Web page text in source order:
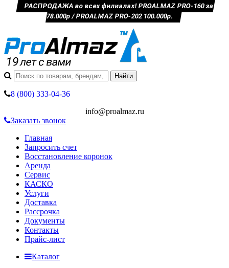
РАСПРОДАЖА во всех филиалах! PROALMAZ PRO-160 за
78.000р / PROALMAZ PRO-202 100.000р.
8 (800) 333-04-36
info@proalmaz.ru
Заказать звонок
Главная
Запросить счет
Восстановление коронок
Аренда
Сервис
КАСКО
Услуги
Доставка
Рассрочка
Документы
Контакты
Прайс-лист
Каталог